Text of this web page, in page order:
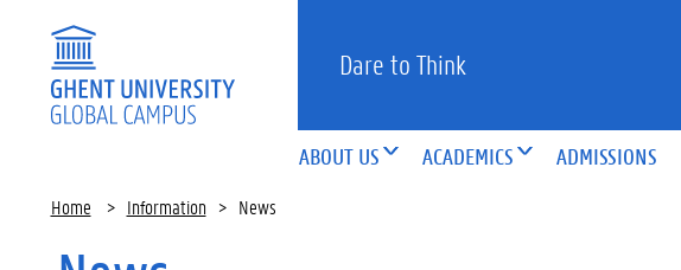
Dare to Think
ABOUT US ACADEMICS ADMISSIONS
Home > Information > News